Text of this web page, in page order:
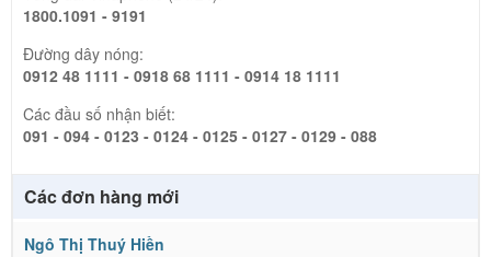
1800.1091 - 9191
Đường dây nóng:
0912 48 1111 - 0918 68 1111 - 0914 18 1111
Các đầu số nhận biết:
091 - 094 - 0123 - 0124 - 0125 - 0127 - 0129 - 088
Các đơn hàng mới
Ngô Thị Thuý Hiền